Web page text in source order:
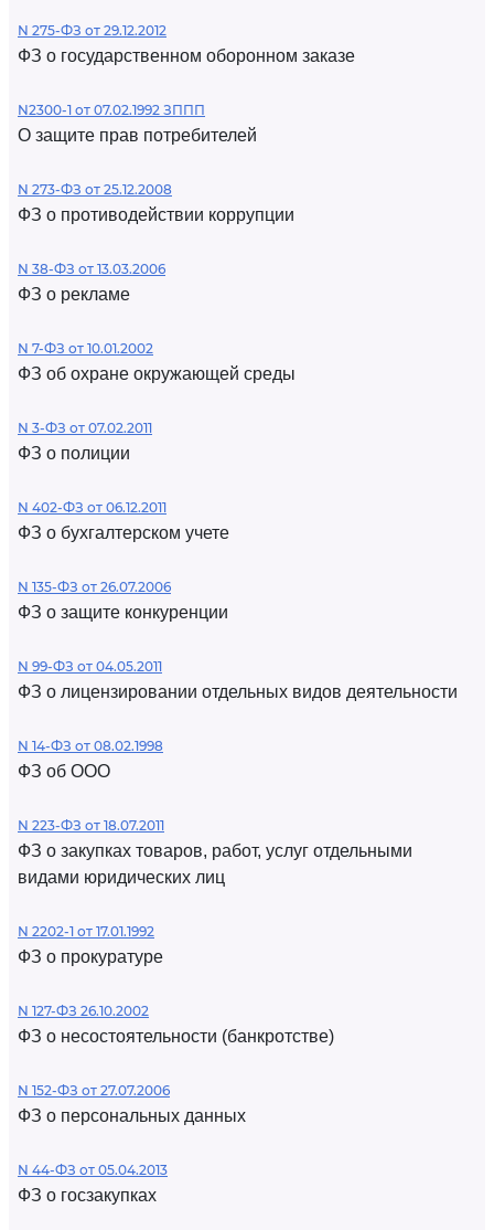
N 275-ФЗ от 29.12.2012
ФЗ о государственном оборонном заказе
N2300-1 от 07.02.1992 ЗППП
О защите прав потребителей
N 273-ФЗ от 25.12.2008
ФЗ о противодействии коррупции
N 38-ФЗ от 13.03.2006
ФЗ о рекламе
N 7-ФЗ от 10.01.2002
ФЗ об охране окружающей среды
N 3-ФЗ от 07.02.2011
ФЗ о полиции
N 402-ФЗ от 06.12.2011
ФЗ о бухгалтерском учете
N 135-ФЗ от 26.07.2006
ФЗ о защите конкуренции
N 99-ФЗ от 04.05.2011
ФЗ о лицензировании отдельных видов деятельности
N 14-ФЗ от 08.02.1998
ФЗ об ООО
N 223-ФЗ от 18.07.2011
ФЗ о закупках товаров, работ, услуг отдельными
видами юридических лиц
N 2202-1 от 17.01.1992
ФЗ о прокуратуре
N 127-ФЗ 26.10.2002
ФЗ о несостоятельности (банкротстве)
N 152-ФЗ от 27.07.2006
ФЗ о персональных данных
N 44-ФЗ от 05.04.2013
ФЗ о госзакупках